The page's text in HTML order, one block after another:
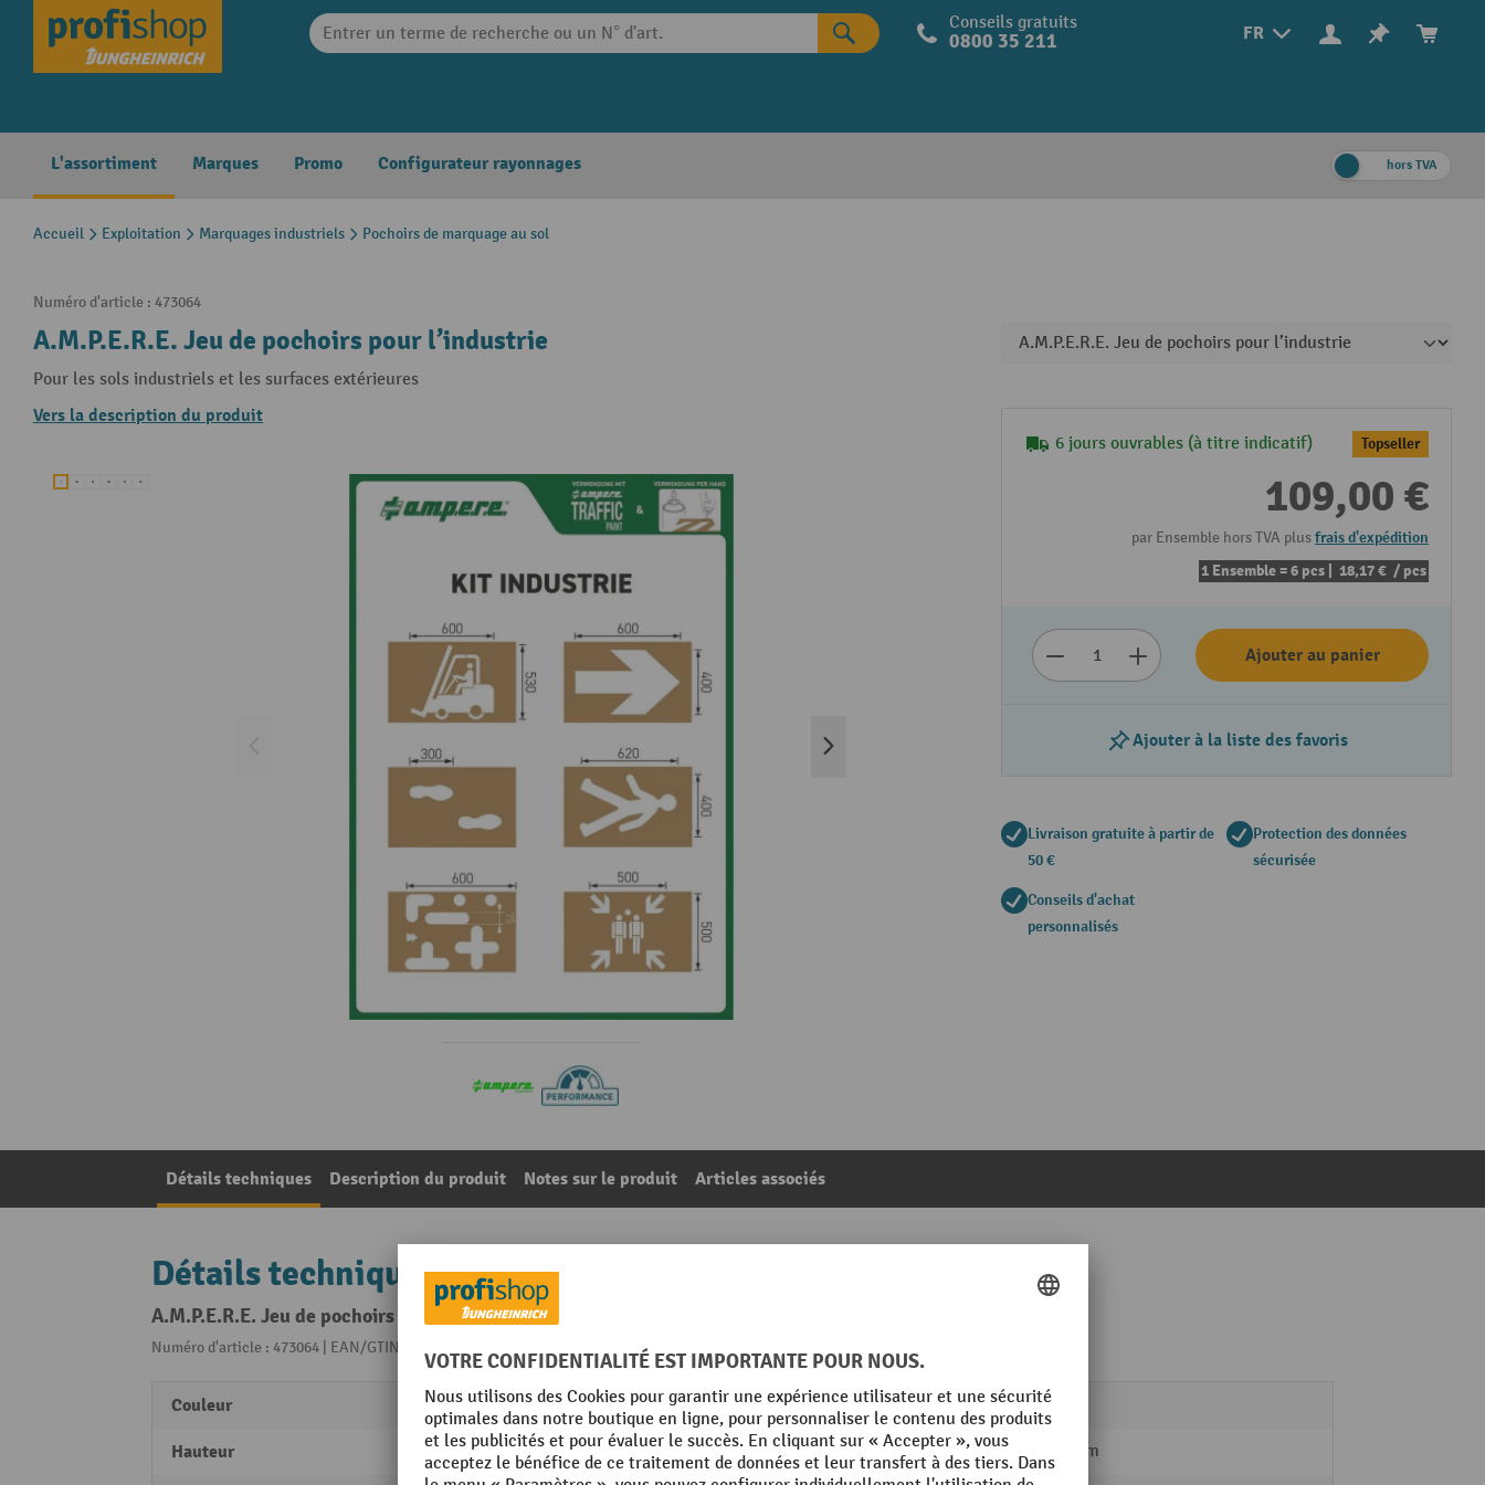
Skip to main navigation FR
Conseils gratuits
0800 35 211
L'assortiment Marques Promo Configurateur rayonnages hors TVA
Accueil Exploitation Marquages industriels Pochoirs de marquage au sol
Numéro d'article : 473064
A.M.P.E.R.E. Jeu de pochoirs pour l’industrie
Pour les sols industriels et les surfaces extérieures
Vers la description du produit
6 jours ouvrables (à titre indicatif) Topseller
109,00 €
par Ensemble hors TVA plusfrais d'expédition
1 Ensemble = 6 pcs | 18,17 € / pcs
Ajouter au panier
Ajouter à la liste des favoris
Livraison gratuite à partir de
50 €
Protection des données
sécurisée
Conseils d'achat
personnalisés
Détails techniques Description du produit Notes sur le produit Articles associés
Détails techniques
A.M.P.E.R.E. Jeu de pochoirs pour l’industrie
Numéro d'article : 473064 | EAN/GTIN: 3495882510117 Pochoirs de marquage au sol
Couleur brun
Hauteur 20 mm
Poids propre 1 kg
Profondeur 620 mm